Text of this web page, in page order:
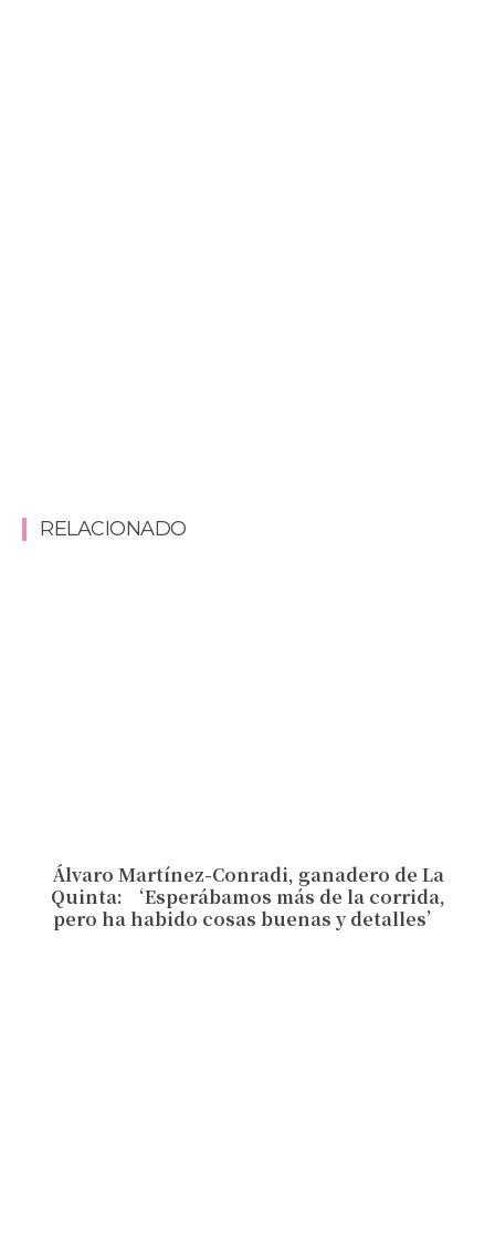
RELACIONADO
Álvaro Martínez-Conradi, ganadero de La
Quinta: ‘Esperábamos más de la corrida,
pero ha habido cosas buenas y detalles’